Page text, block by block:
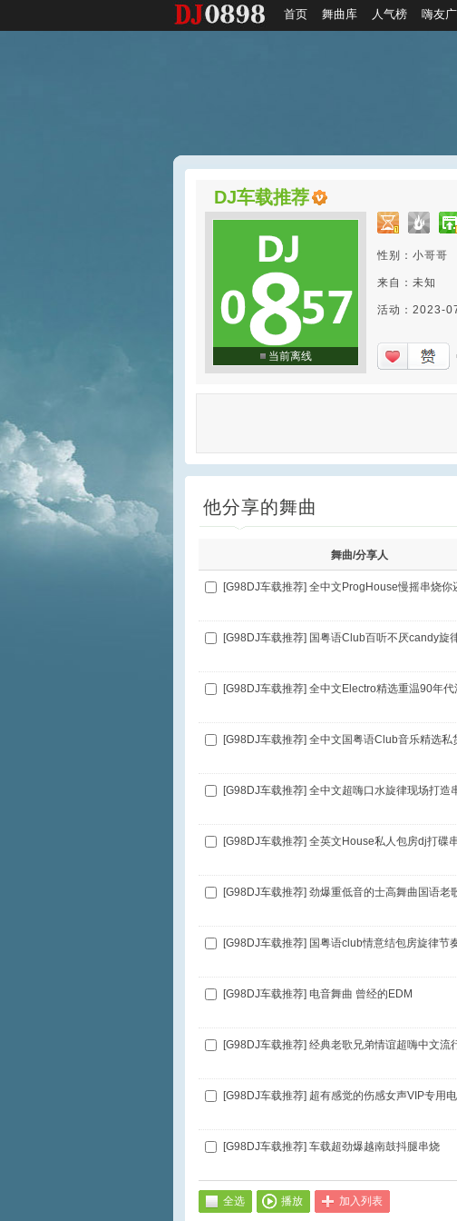
首页 舞曲库 人气榜 嗨友
DJ车载推荐
当前离线
性别：小哥哥
来自：未知
活动：2023-
他分享的舞曲
舞曲/分享人
[G98DJ车载推荐] 国粤语Club百听不厌candy旋
[G98DJ车载推荐] 全中文超嗨口水旋律现场打造
[G98DJ车载推荐] 全英文House私人包房dj打碟
[G98DJ车载推荐] 劲爆重低音的士高舞曲国语老
[G98DJ车载推荐] 国粤语club情意结包房旋律节
[G98DJ车载推荐] 电音舞曲 曾经的EDM
[G98DJ车载推荐] 车载超劲爆越南鼓抖腿串烧
全选 播放 加入列表